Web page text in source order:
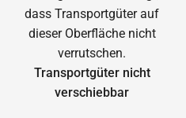
Transportgüter nicht
verschiebbar